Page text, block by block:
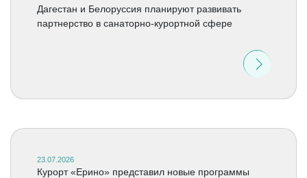
Дагестан и Белоруссия планируют развивать
партнерство в санаторно-курортной сфере
23.07.2026
Курорт «Ерино» представил новые программы